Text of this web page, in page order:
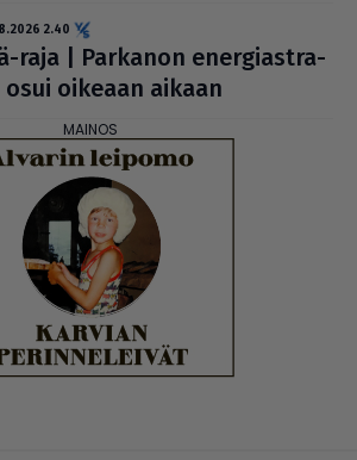
2.40
raja | Parkanon ener­gi­ast­ra­
oikeaan aikaan